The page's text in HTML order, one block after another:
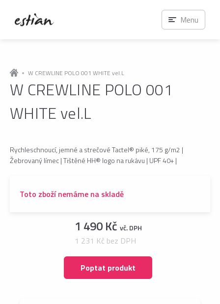
W CREWLINE POLO 001 WHITE vel.L
W CREWLINE POLO 001
WHITE vel.L
Rychleschnoucí, jemné a strečové Tactel® piké, 175 g/m2 |
Žebrovaný límec | Tištěné HH® logo na rukávu | UPF 40+ |
Toto zboží nemáme na skladě
1 490 Kč vč. DPH
1 231 Kč bez DPH
Poptat produkt
Menu